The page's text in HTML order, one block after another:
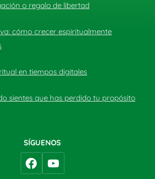
o regalo de libertad
cómo crecer espiritualmente
en tiempos digitales
sientes que has perdido tu propósito
SÍGUENOS